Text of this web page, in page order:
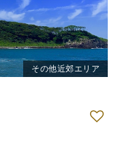
その他近郊エリア